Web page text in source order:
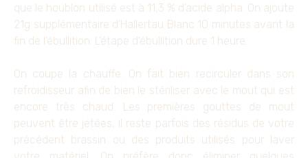
que le houblon utilisé est à 11,3 % d’acide alpha. On ajoute
21g supplémentaire d’Hallertau Blanc 10 minutes avant la
fin de l’ébullition. L’étape d’ébullition dure 1 heure.
On coupe la chauffe. On fait bien recirculer dans son
refroidisseur afin de bien le stériliser avec le mout qui est
encore très chaud. Les premières gouttes de mout
peuvent être jetées, il reste parfois des résidus de votre
précédent brassin ou des produits utilisés pour laver